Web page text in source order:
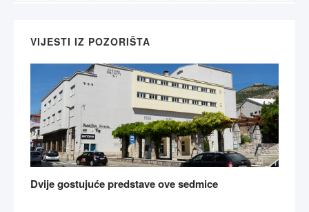
VIJESTI IZ POZORIŠTA
Dvije gostujuće predstave ove sedmice